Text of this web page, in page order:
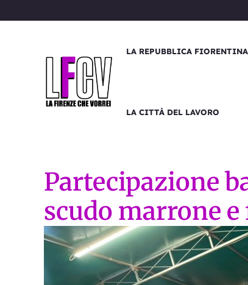
al
LA REPUBBLICA FIORENTINA
LA CITTÀ DEL LAVORO
Partecipazione
scudo marrone